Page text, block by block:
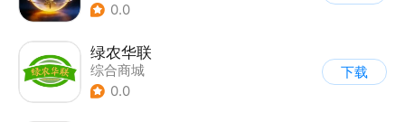
0.0
绿农华联
综合商城
0.0
下载